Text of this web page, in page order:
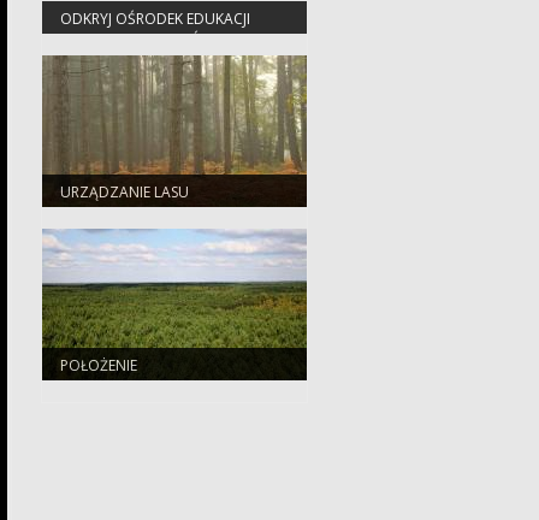
ODKRYJ OŚRODEK EDUKACJI
PRZYRODNICZO-LEŚNEJ W
JEZIORACH WYSOKICH
URZĄDZANIE LASU
POŁOŻENIE